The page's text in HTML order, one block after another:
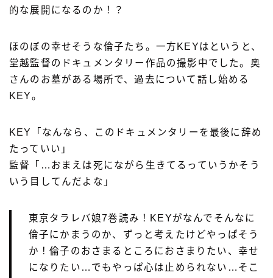
的な展開になるのか！？
ほのぼの幸せそうな倫子たち。一方KEYはというと、
堂越監督のドキュメンタリー作品の撮影中でした。奥
さんのお墓がある場所で、過去について話し始める
KEY。
KEY「なんなら、このドキュメンタリーを最後に辞め
たっていい」
監督「…おまえは死にながら生きてるっていうかそう
いう目してんだよな」
東京タラレバ娘7巻読み！KEYがなんでそんなに
倫子にかまうのか、ずっと考えたけどやっぱそう
か！倫子のおさまるところにおさまりたい、幸せ
になりたい…でもやっぱ心は止められない…そこ